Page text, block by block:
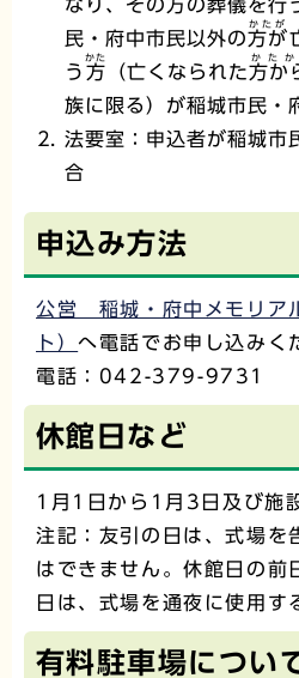
なり、その方の葬儀を行
民・府中市民以外の方が
かたが
う 方
かた
（亡くなられた方か
かた
族に限る）が稲城市民・
法要室：申込者が稲城市
合
申込み方法
公営 稲城・府中メモリア
ト）へ電話でお申し込みく
電話：042-379-9731
休館日など
1月1日から1月3日及び施
注記：友引の日は、式場を
はできません。休館日の前
日は、式場を通夜に使用す
有料駐車場につい